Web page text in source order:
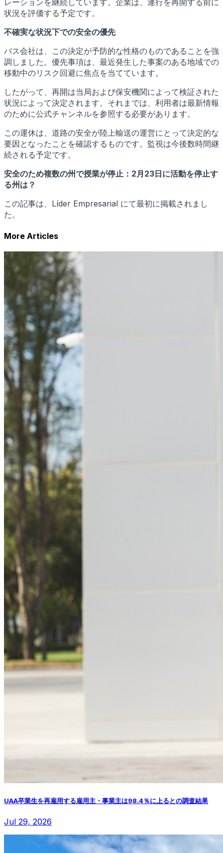
状況を評価する予定です。
不確実な状況下での安全の優先
バス会社は、この決定が予防的な性格のものであることを強
調しました。優先事項は、最近発生した事案のある地域での
移動中のリスク回避に焦点を当てています。
したがって、再開は当局および保安機関によって検証された
状況によって決定されます。それまでは、利用者は最新情報
のために公式チャンネルを参照する必要があります。
この運休は、道路の安全が陸上輸送の運営にとって決定的な
要因となったことを確認するものです。監視は今後数時間継
続される予定です。
安全のため複数の州で授業が停止：2月23日に活動を停止す
る州は？
この記事は、Líder Empresarial にて最初に掲載されまし
た。
More Articles
UAA卒業生を再雇用する雇用主・事業主は98.4％に上るとの調査結果
Jul 29, 2026